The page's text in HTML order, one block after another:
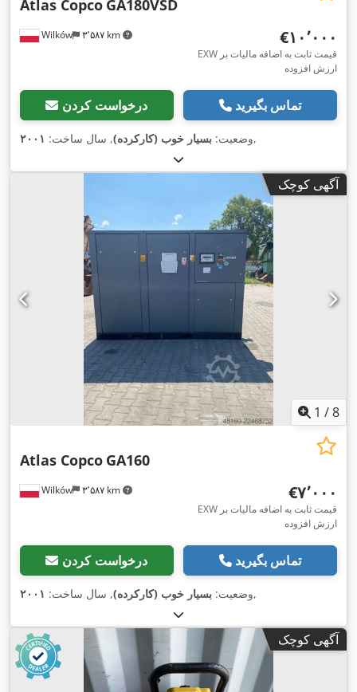
Wilków ۳٬۵۸۷ km
Atlas Copco GA180VSD
‎€۱۰٬۰۰۰
EXW قیمت ثابت به اضافه مالیات بر
ارزش افزوده
درخواست کردن تماس بگیرید
وضعیت: بسیار خوب (کارکرده), سال ساخت: ۲۰۰۱ ,
آگهی کوچک
1 /8
Wilków ۳٬۵۸۷ km
Atlas Copco GA160
‎€۷٬۰۰۰
EXW قیمت ثابت به اضافه مالیات بر
ارزش افزوده
درخواست کردن تماس بگیرید
وضعیت: بسیار خوب (کارکرده), سال ساخت: ۲۰۰۱ ,
آگهی کوچک